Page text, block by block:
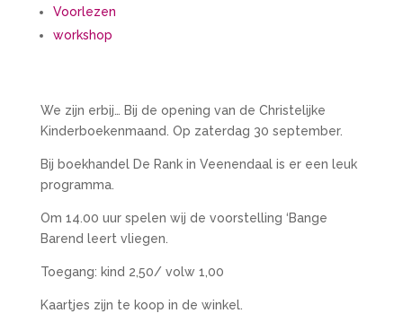
Voorlezen
workshop
We zijn erbij… Bij de opening van de Christelijke
Kinderboekenmaand. Op zaterdag 30 september.
Bij boekhandel De Rank in Veenendaal is er een leuk
programma.
Om 14.00 uur spelen wij de voorstelling ‘Bange
Barend leert vliegen.
Toegang: kind 2,50/ volw 1,00
Kaartjes zijn te koop in de winkel.